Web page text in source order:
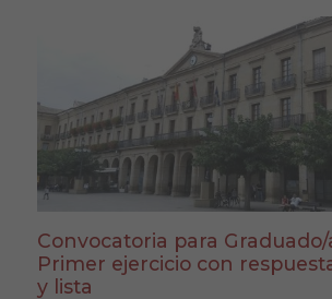
Convocatoria para Graduado/
Primer ejercicio con
y lista